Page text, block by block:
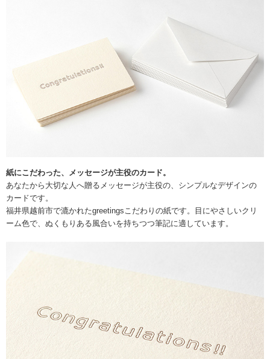
紙にこだわった、メッセージが主役のカード。
あなたから大切な人へ贈るメッセージが主役の、シンプルなデザインの
カードです。
福井県越前市で漉かれたgreetingsこだわりの紙です。目にやさしいクリ
ーム色で、ぬくもりある風合いを持ちつつ筆記に適しています。